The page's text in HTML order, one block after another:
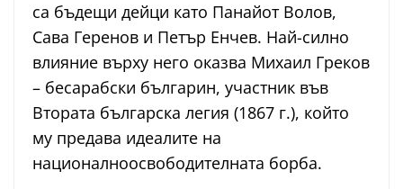
са бъдещи дейци като Панайот Волов,
Сава Геренов и Петър Енчев. Най-силно
влияние върху него оказва Михаил Греков
– бесарабски българин, участник във
Втората българска легия (1867 г.), който
му предава идеалите на
националноосвободителната борба.